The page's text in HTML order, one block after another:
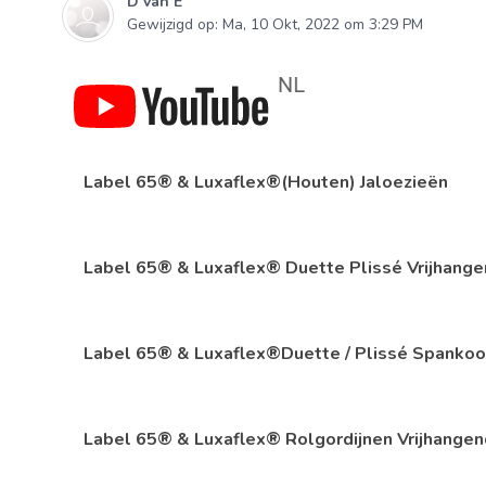
Gewijzigd op: Ma, 10 Okt, 2022 om 3:29 PM
Label 65® & Luxaflex®(Houten) Jaloezieën
Label 65® & Luxaflex® Duette Plissé
Label 65® & Luxaflex®Duette / Plissé
Label 65® & Luxaflex® Rolgordijnen